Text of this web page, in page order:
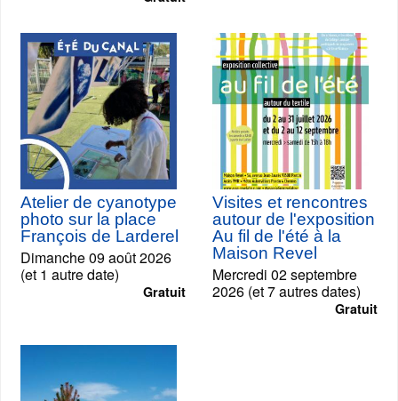
Atelier de cyanotype
photo sur la place
François de Larderel
Dimanche 09 août 2026
(et 1 autre date)
Gratuit
Visites et rencontres
autour de l'exposition
Au fil de l'été à la
Maison Revel
Mercredi 02 septembre
2026 (et 7 autres dates)
Gratuit